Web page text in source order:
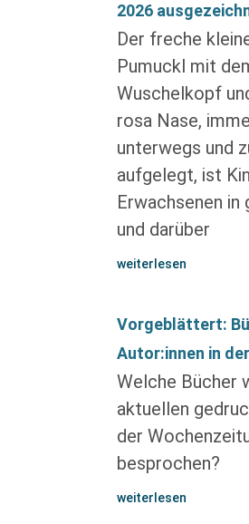
2026
Der freche
Pumuckl mit
Wuschelkopf
rosa Nase,
unterwegs und
aufgelegt, ist
Erwachsenen in
und darüber
weiterlesen
Vorgeblättert:
Autor:innen in
Welche Bücher
aktuellen
der
besprochen?
weiterlesen